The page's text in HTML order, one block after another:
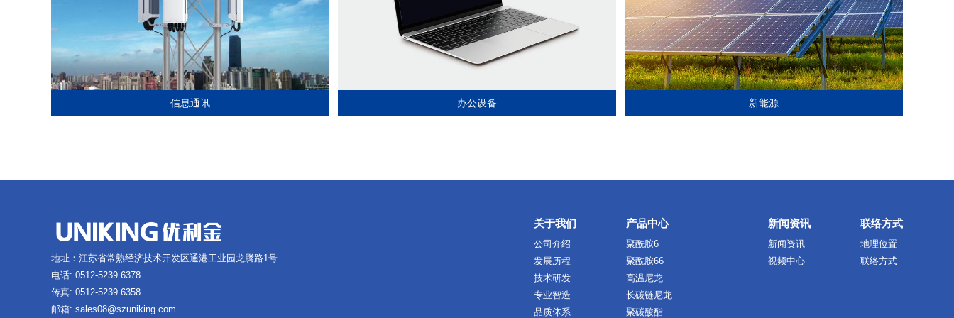
信息通讯 办公设备 新能源
联络方式
地理位置
联络方式
新闻资讯
新闻资讯
视频中心
产品中心
聚酰胺6
聚酰胺66
高温尼龙
长碳链尼龙
聚碳酸酯
关于我们
公司介绍
发展历程
技术研发
专业智造
品质体系
地址：江苏省常熟经济技术开发区通港工业园龙腾路1号
电话: 0512-5239 6378
传真: 0512-5239 6358
邮箱: sales08@szuniking.com